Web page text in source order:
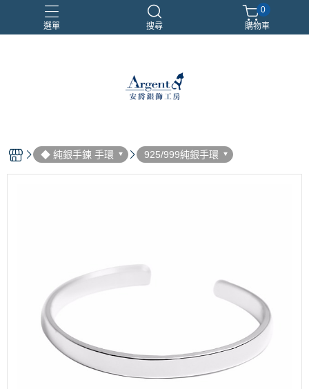
選單 搜尋
扁鍊 照片項鍊
0
購物車
◆ 純銀手鍊 手環 925/999純銀手環